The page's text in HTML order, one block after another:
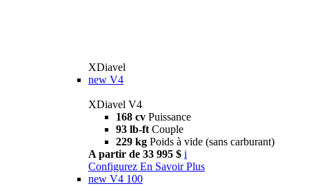
XDiavel
new V4
XDiavel V4
168 cv Puissance
93 lb-ft Couple
229 kg Poids à vide (sans carburant)
A partir de 33 995 $ i
Configurez En Savoir Plus
new V4 100